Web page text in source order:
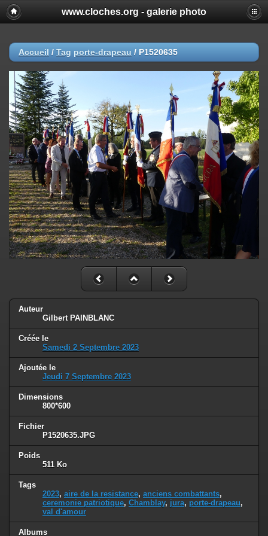
www.cloches.org - galerie photo
Accueil / Tag porte-drapeau / P1520635
Auteur
Gilbert PAINBLANC
Créée le
Samedi 2 Septembre 2023
Ajoutée le
Jeudi 7 Septembre 2023
Dimensions
800*600
Fichier
P1520635.JPG
Poids
511 Ko
Tags
2023, aire de la resistance, anciens combattants,
ceremonie patriotique, Chamblay, jura, porte-drapeau,
val d'amour
Albums